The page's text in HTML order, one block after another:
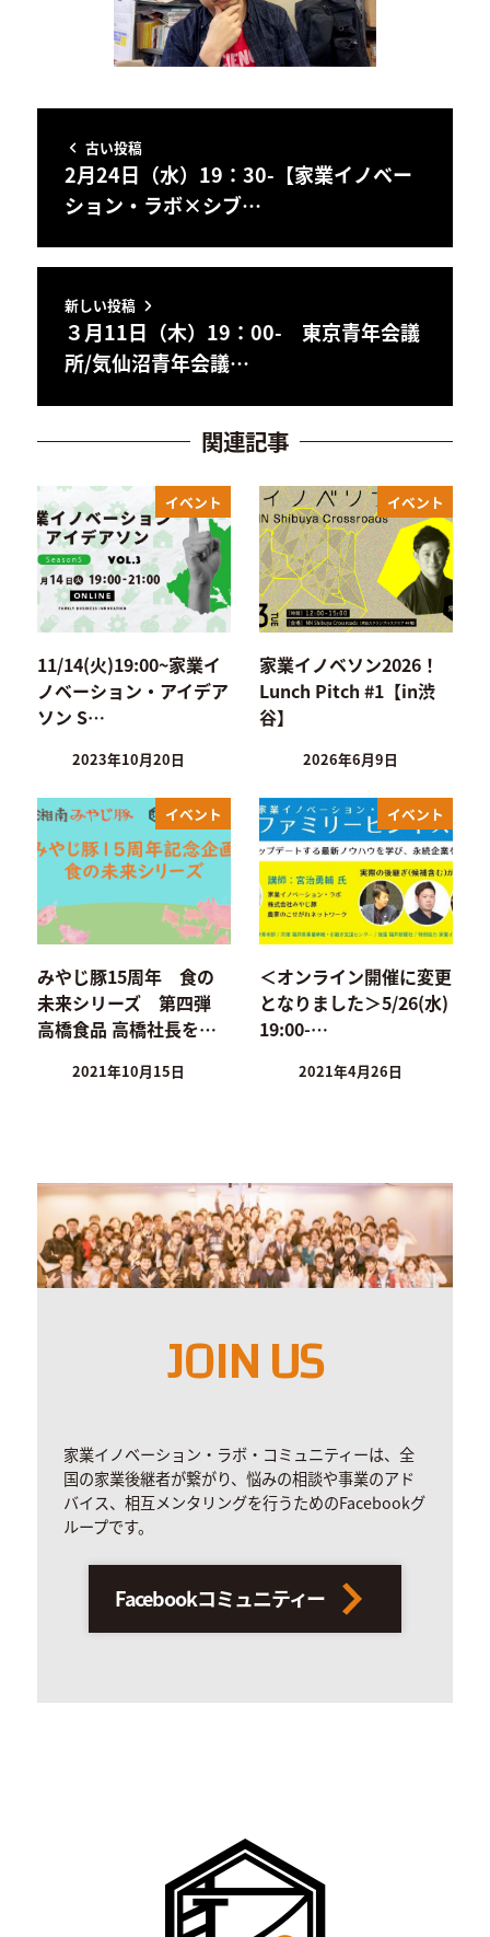
古い投稿
2月24日（水）19：30-【家業イノベー
ション・ラボ×シブ…
新しい投稿
３月11日（木）19：00- 東京青年会議
所/気仙沼青年会議…
関連記事
イベント
11/14(火)19:00~家業イ
ノベーション・アイデア
ソン S…
2023年10月20日
イベント
家業イノベソン2026！
Lunch Pitch #1【in渋
谷】
2026年6月9日
イベント
みやじ豚15周年 食の
未来シリーズ 第四弾
高橋食品 高橋社長を…
2021年10月15日
イベント
＜オンライン開催に変更
となりました＞5/26(水)
19:00-…
2021年4月26日
JOIN US
家業イノベーション・ラボ・コミュニティーは、全
国の家業後継者が繋がり、悩みの相談や事業のアド
バイス、相互メンタリングを行うためのFacebookグ
ループです。
Facebookコミュニティー